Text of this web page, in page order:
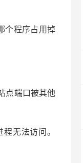
个程序占用掉
点端口被其他
无法访问。